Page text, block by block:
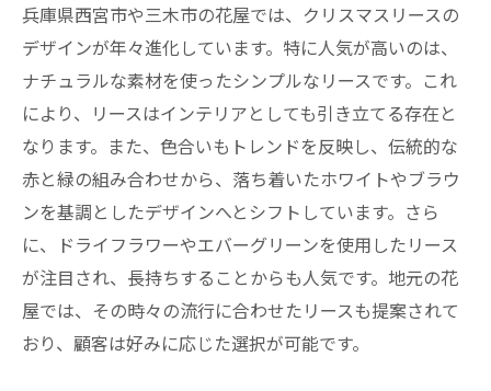
の選び方
地域の花屋が推奨するリース選びのポイン
ト
自分にぴったりのリースを見つける方法
西宮市と三木市のトレンドリースを選ぶ
プロが教えるリース選びのコツ
地域の特色を生かしたリース選び
クリスマスを彩る完璧なリースの選び方
花屋の職人技が光るクリスマスリースの裏側
職人がつくるリースの工程とその魅力
兵庫県西宮市や三木市の花屋では、クリスマスリースの
デザインが年々進化しています。特に人気が高いのは、
ナチュラルな素材を使ったシンプルなリースです。これ
により、リースはインテリアとしても引き立てる存在と
なります。また、色合いもトレンドを反映し、伝統的な
赤と緑の組み合わせから、落ち着いたホワイトやブラウ
ンを基調としたデザインへとシフトしています。さら
に、ドライフラワーやエバーグリーンを使用したリース
が注目され、長持ちすることからも人気です。地元の花
屋では、その時々の流行に合わせたリースも提案されて
おり、顧客は好みに応じた選択が可能です。